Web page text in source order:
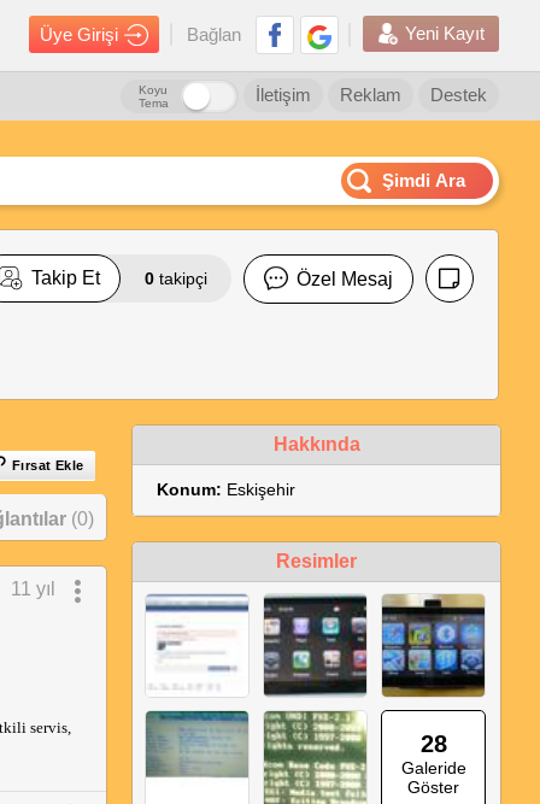
Üye Girişi Bağlan Yeni Kayıt
Destek
Reklam
İletişim
Koyu
Tema
Şimdi Ara
Takip Et 0 takipçi Özel Mesaj
Fırsat Ekle
(0)
11 yıl
servis,
Hakkında
Konum: Eskişehir
Resimler
28
Galeride
Göster